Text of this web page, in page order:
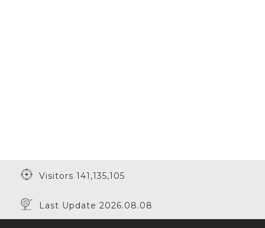
Visitors 141,135,105
Last Update 2026.08.08